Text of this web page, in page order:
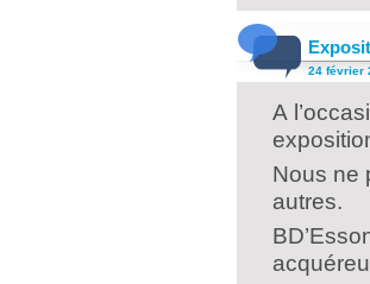
24 février
A
Nous ne
autres.